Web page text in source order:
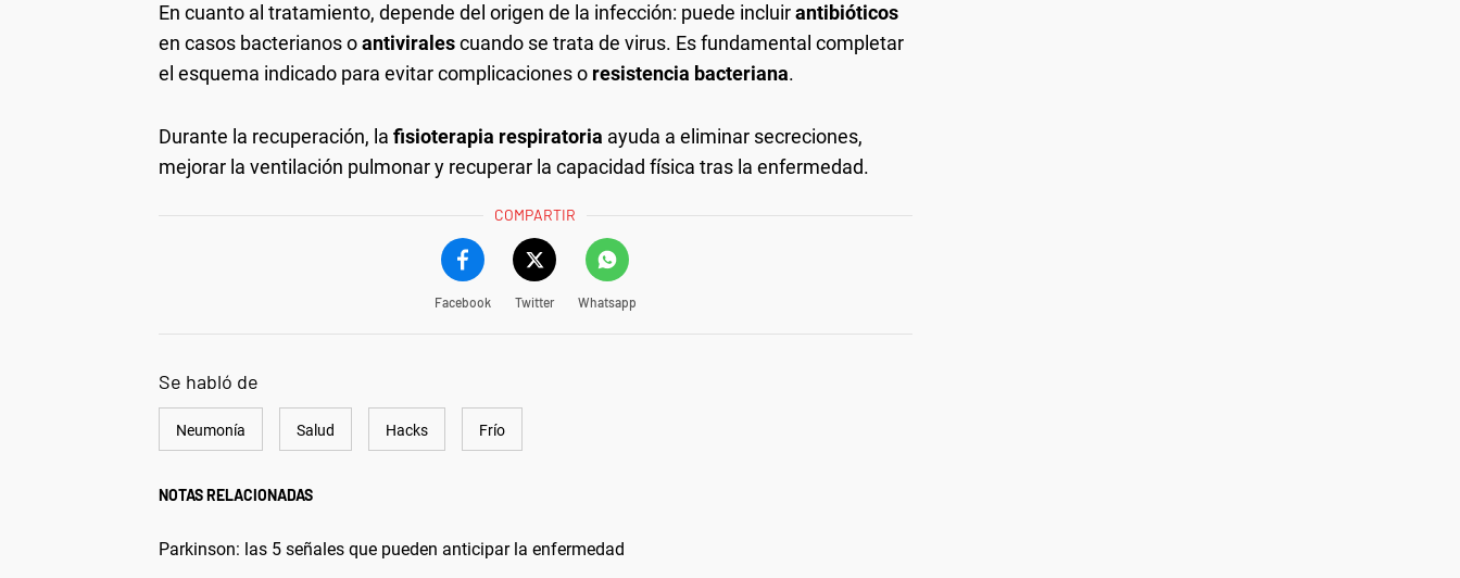
En cuanto al tratamiento, depende del origen de la infección: puede incluirantibióticos
en casos bacterianos oantiviralescuando se trata de virus. Es fundamental completar
el esquema indicado para evitar complicaciones o resistencia bacteriana.
Durante la recuperación, la fisioterapia respiratoria ayuda a eliminar secreciones,
mejorar la ventilación pulmonar y recuperar la capacidad física tras la enfermedad.
COMPARTIR
Facebook Twitter Whatsapp
Se habló de
Neumonía Salud Hacks Frío
NOTAS RELACIONADAS
Parkinson: las 5 señales que pueden anticipar la enfermedad